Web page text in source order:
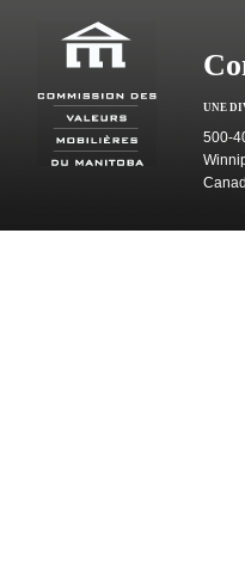
UNE
500-